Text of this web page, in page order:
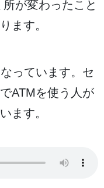
が変わったこと
ます。
っています。セ
ATMを使う 人 が
ます。